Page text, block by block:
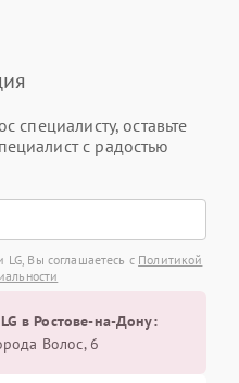
специалисту, оставьте
с радостью
LG, Вы соглашаетесь с Политикой
в Ростове-на-Дону:
Волос, 6